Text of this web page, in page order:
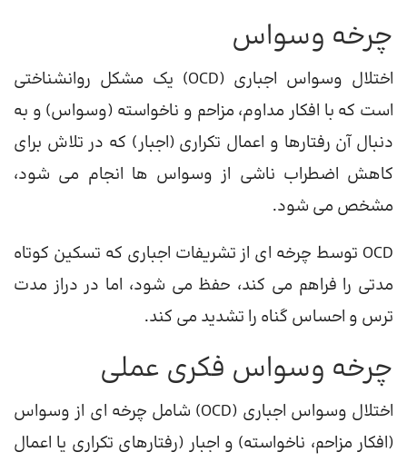
چرخه وسواس
اختلال وسواس اجباری (OCD) یک مشکل روانشناختی
است که با افکار مداوم، مزاحم و ناخواسته (وسواس) و به
دنبال آن رفتارها و اعمال تکراری (اجبار) که در تلاش برای
کاهش اضطراب ناشی از وسواس ها انجام می شود،
مشخص می شود.
OCD توسط چرخه ای از تشریفات اجباری که تسکین کوتاه
مدتی را فراهم می کند، حفظ می شود، اما در دراز مدت
ترس و احساس گناه را تشدید می کند.
چرخه وسواس فکری عملی
اختلال وسواس اجباری (OCD) شامل چرخه ای از وسواس
(افکار مزاحم، ناخواسته) و اجبار (رفتارهای تکراری یا اعمال